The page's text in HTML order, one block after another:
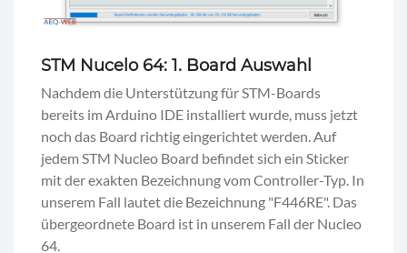
STM Nucelo 64: 1. Board Auswahl
Nachdem die Unterstützung für STM-Boards
bereits im Arduino IDE installiert wurde, muss jetzt
noch das Board richtig eingerichtet werden. Auf
jedem STM Nucleo Board befindet sich ein Sticker
mit der exakten Bezeichnung vom Controller-Typ. In
unserem Fall lautet die Bezeichnung "F446RE". Das
übergeordnete Board ist in unserem Fall der Nucleo
64.